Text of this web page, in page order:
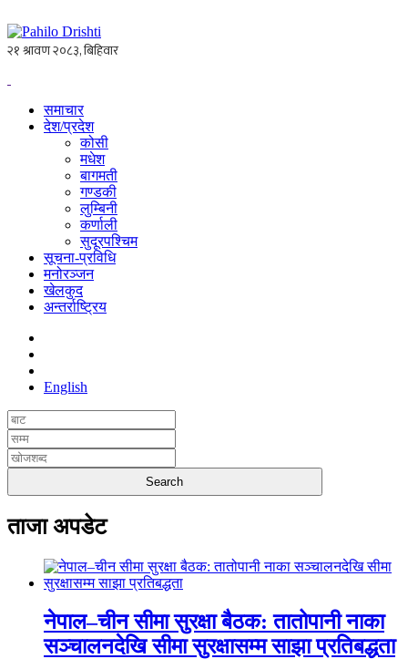
समाचार
देश/प्रदेश
कोसी
मधेश
बागमती
गण्डकी
लुम्बिनी
कर्णाली
सुदूरपश्चिम
सूचना-प्रविधि
मनोरञ्जन
खेलकुद
अन्तर्राष्ट्रिय
English
ताजा अपडेट
नेपाल–चीन सीमा सुरक्षा बैठक: तातोपानी नाका
सञ्चालनदेखि सीमा सुरक्षासम्म साझा प्रतिबद्धता